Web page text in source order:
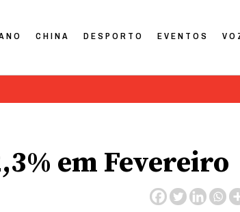
CHINA DESPORTO EVENTOS
em Fevereiro